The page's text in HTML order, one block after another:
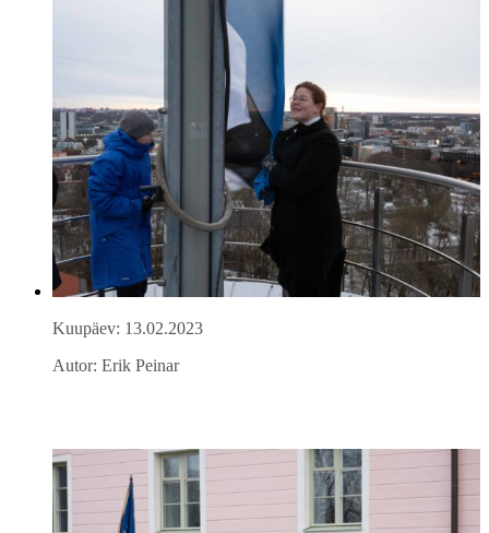
Kuupäev: 13.02.2023
Autor: Erik Peinar